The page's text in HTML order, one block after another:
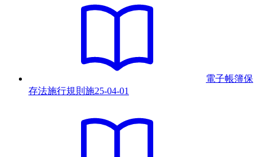
電子帳簿保
存法施行規則 施25-04-01